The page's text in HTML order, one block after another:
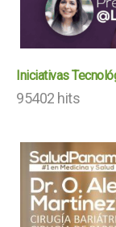
Iniciativas
95402 hits